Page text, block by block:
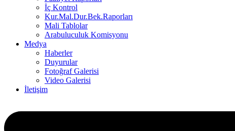
İç Kontrol
Kur.Mal.Dur.Bek.Raporları
Mali Tablolar
Arabuluculuk Komisyonu
Medya
Haberler
Duyurular
Fotoğraf Galerisi
Video Galerisi
İletişim